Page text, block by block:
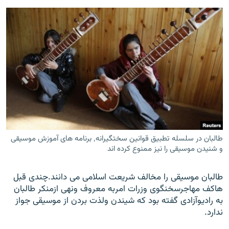
طالبان در سلسله تطبیق قوانین سختگیرانه٬ برنامه های آموزش موسیقی
و شنیدن موسیقی را نیز ممنوع کرده اند
طالبان موسیقی را مخالف شریعت اسلامی می دانند.چندی قبل
هاکف مهاجرسخنگوی وزرات امربه معروف ونهی ازمنکر طالبان
به رادیوآزادی گفته بود که شیندن ولذت بردن از موسیقی جواز
ندارد.